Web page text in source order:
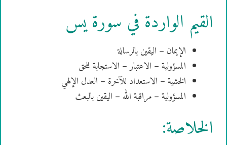
القيم الواردة في سورة يس
الإيمان – اليقين بالرسالة
المسؤولية – الاعتبار – الاستجابة للحق
الخشية – الاستعداد للآخرة – العدل الإلهي
المسؤولية – مراقبة الله – اليقين بالبعث
الخلاصة: